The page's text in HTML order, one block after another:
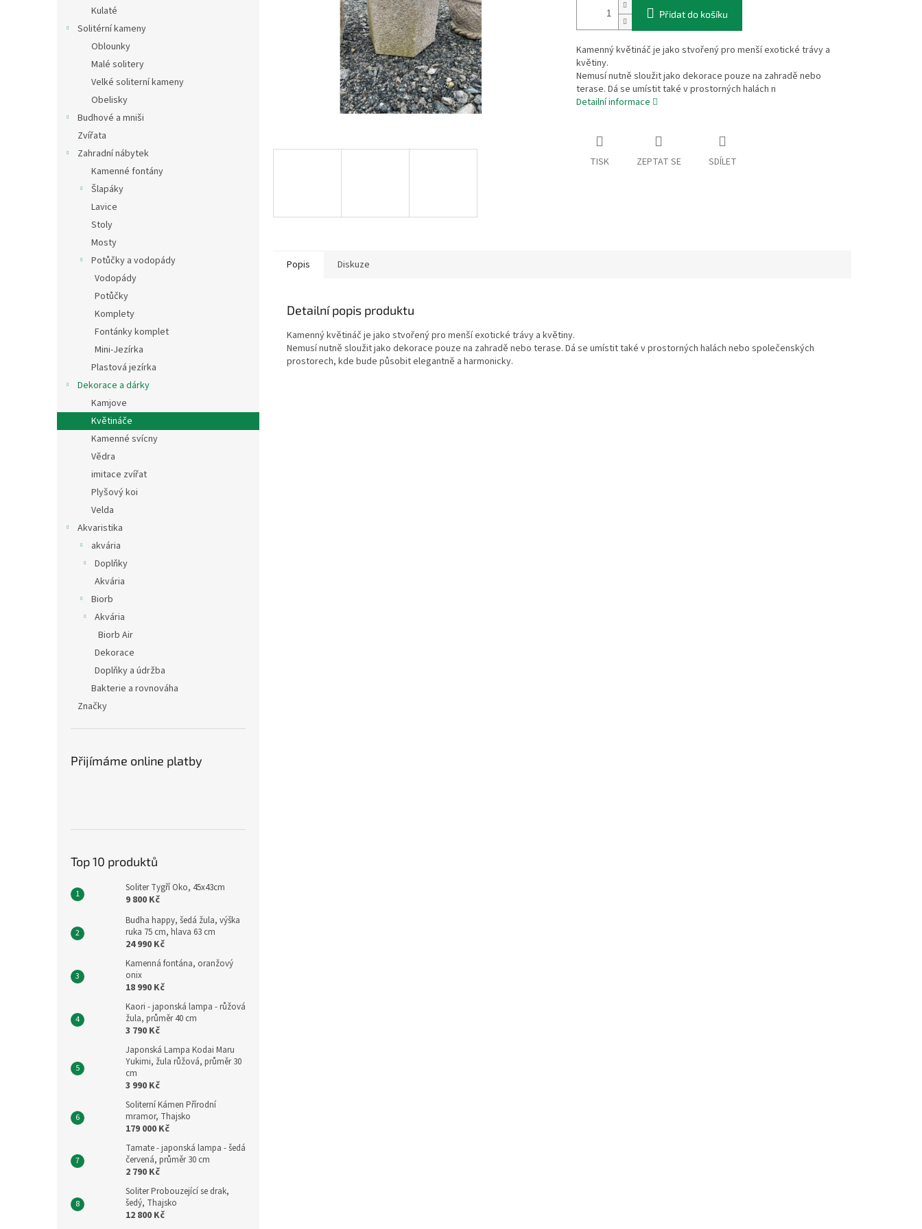
Kulaté
Solitérní kameny
Oblounky
Malé solitery
Velké soliterní kameny
Obelisky
Budhové a mniši
Zvířata
Zahradní nábytek
Kamenné fontány
Šlapáky
Lavice
Stoly
Mosty
Potůčky a vodopády
Vodopády
Potůčky
Komplety
Fontánky komplet
Mini-Jezírka
Plastová jezírka
Dekorace a dárky
Kamjove
Květináče
Kamenné svícny
Vědra
imitace zvířat
Plyšový koi
Velda
Akvaristika
akvária
Doplňky
Akvária
Biorb
Akvária
Biorb Air
Dekorace
Doplňky a údržba
Bakterie a rovnováha
Značky
Přijímáme online platby
Top 10 produktů
Soliter Tygří Oko, 45x43cm
9 800 Kč
Budha happy, šedá žula, výška
ruka 75 cm, hlava 63 cm
24 990 Kč
Kamenná fontána, oranžový
onix
18 990 Kč
Kaori - japonská lampa - růžová
žula, průměr 40 cm
3 790 Kč
Japonská Lampa Kodai Maru
Yukimi, žula růžová, průměr 30
cm
3 990 Kč
Soliterní Kámen Přírodní
mramor, Thajsko
179 000 Kč
Tamate - japonská lampa - šedá
červená, průměr 30 cm
2 790 Kč
Soliter Probouzející se drak,
šedý, Thajsko
12 800 Kč
Přidat do košíku
Kamenný květináč je jako stvořený pro menší exotické trávy a
květiny.
Nemusí nutně sloužit jako dekorace pouze na zahradě nebo
terase. Dá se umístit také v prostorných halách n
Detailní informace
TISK ZEPTAT SE SDÍLET
Popis Diskuze
Detailní popis produktu
Kamenný květináč je jako stvořený pro menší exotické trávy a květiny.
Nemusí nutně sloužit jako dekorace pouze na zahradě nebo terase. Dá se umístit také v prostorných halách nebo společenských
prostorech, kde bude působit elegantně a harmonicky.